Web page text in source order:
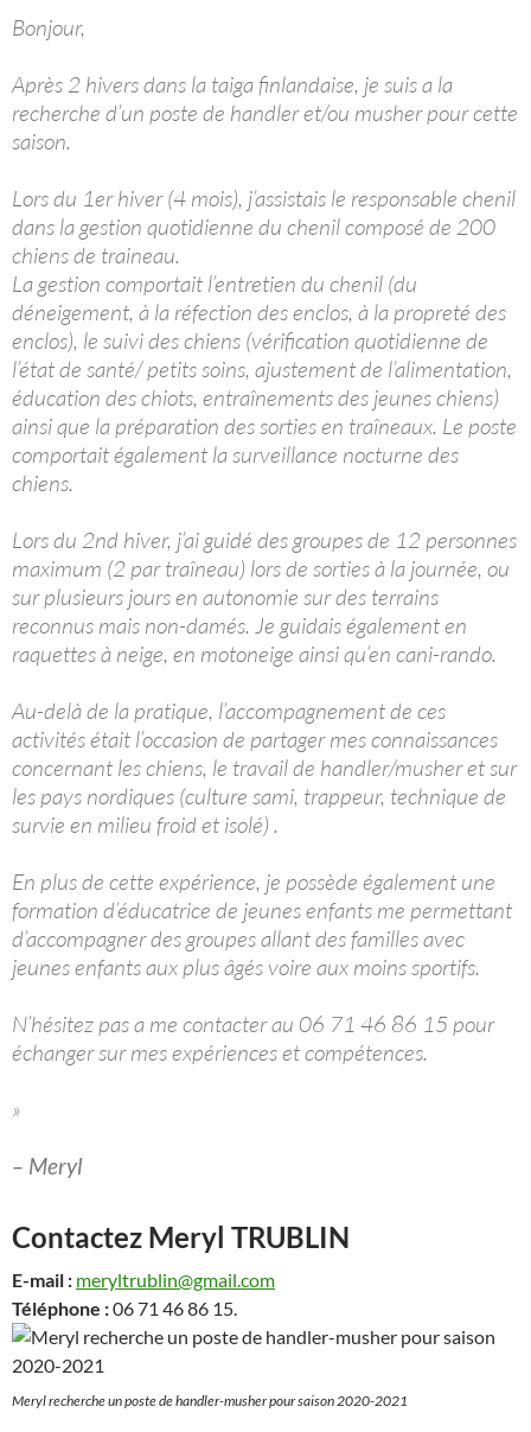
Bonjour,
Après 2 hivers dans la taiga finlandaise, je suis a la
recherche d’un poste de handler et/ou musher pour cette
saison.
Lors du 1er hiver (4 mois), j’assistais le responsable chenil
dans la gestion quotidienne du chenil composé de 200
chiens de traineau.
La gestion comportait l’entretien du chenil (du
déneigement, à la réfection des enclos, à la propreté des
enclos), le suivi des chiens (vérification quotidienne de
l’état de santé/ petits soins, ajustement de l’alimentation,
éducation des chiots, entraînements des jeunes chiens)
ainsi que la préparation des sorties en traîneaux. Le poste
comportait également la surveillance nocturne des
chiens.
Lors du 2nd hiver, j’ai guidé des groupes de 12 personnes
maximum (2 par traîneau) lors de sorties à la journée, ou
sur plusieurs jours en autonomie sur des terrains
reconnus mais non-damés. Je guidais également en
raquettes à neige, en motoneige ainsi qu’en cani-rando.
Au-delà de la pratique, l’accompagnement de ces
activités était l’occasion de partager mes connaissances
concernant les chiens, le travail de handler/musher et sur
les pays nordiques (culture sami, trappeur, technique de
survie en milieu froid et isolé) .
En plus de cette expérience, je possède également une
formation d’éducatrice de jeunes enfants me permettant
d’accompagner des groupes allant des familles avec
jeunes enfants aux plus âgés voire aux moins sportifs.
N’hésitez pas a me contacter au 06 71 46 86 15 pour
échanger sur mes expériences et compétences.
»
– Meryl
Contactez Meryl TRUBLIN
E-mail : meryltrublin@gmail.com
Téléphone :06 71 46 86 15.
Meryl recherche un poste de handler-musher pour saison 2020-2021